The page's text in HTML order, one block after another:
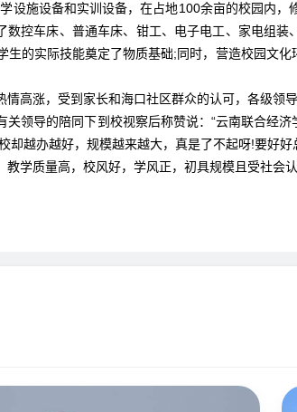
施设备和实训设备，在占地100余亩的校园内，
控车床、普通车床、钳工、电子电工、家电组
的实际技能奠定了物质基础;同时，营造校园文化
涨，受到家长和海口社区群众的认可，各级领导
导的陪同下到校视察后称赞说：“云南联合经济
越办越好，规模越来越大，真是了不起呀!要好好
质量高，校风好，学风正，初具规模且受社会认